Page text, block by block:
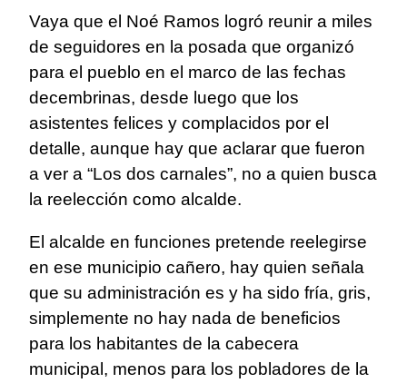
Vaya que el Noé Ramos logró reunir a miles
de seguidores en la posada que organizó
para el pueblo en el marco de las fechas
decembrinas, desde luego que los
asistentes felices y complacidos por el
detalle, aunque hay que aclarar que fueron
a ver a “Los dos carnales”, no a quien busca
la reelección como alcalde.
El alcalde en funciones pretende reelegirse
en ese municipio cañero, hay quien señala
que su administración es y ha sido fría, gris,
simplemente no hay nada de beneficios
para los habitantes de la cabecera
municipal, menos para los pobladores de la